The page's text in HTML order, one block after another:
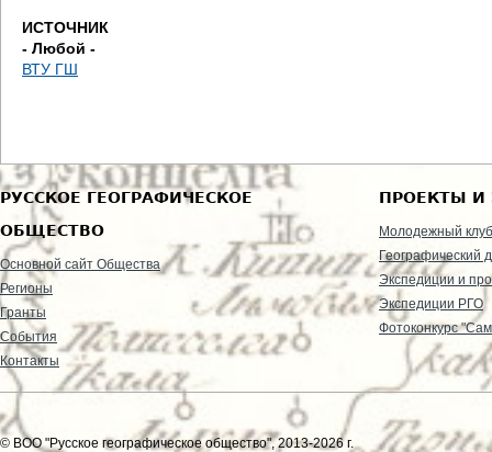
ИСТОЧНИК
- Любой -
ВТУ ГШ
РУССКОЕ ГЕОГРАФИЧЕСКОЕ
ОБЩЕСТВО
Основной сайт Общества
Регионы
Гранты
События
Контакты
ПРОЕКТЫ И
Молодежный клуб
Географический
Экспедиции и
Экспедиции РГО
Фотоконкурс
© ВОО "Русское географическое общество", 2013-2026 г.